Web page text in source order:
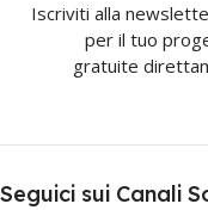
Iscriviti alla
per il tuo
gratuite
Seguici sui Canali